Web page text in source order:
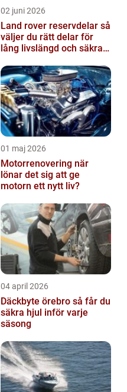
02 juni 2026
Land rover reservdelar så
väljer du rätt delar för
lång livslängd och säkra
01 maj 2026
Motorrenovering när
lönar det sig att ge
motorn ett nytt liv?
04 april 2026
Däckbyte örebro så får du
säkra hjul inför varje
säsong